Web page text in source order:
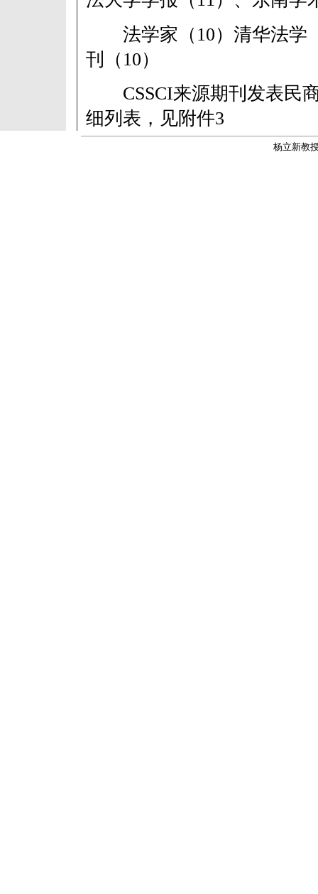
法学家（10）清华法学
刊（10）
CSSCI来源期刊发表民
细列表，见附件3
杨立新教